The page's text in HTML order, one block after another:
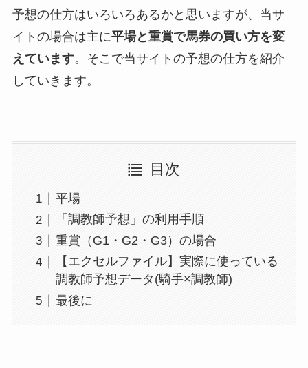
予想の仕方はいろいろあるかと思いますが、当サ
イトの場合は主に平場と重賞で馬券の買い方を変
えています。そこで当サイトの予想の仕方を紹介
していきます。
目次
平場
「調教師予想」の利用手順
重賞（G1・G2・G3）の場合
【エクセルファイル】実際に使っている
調教師予想データ(騎手×調教師)
最後に